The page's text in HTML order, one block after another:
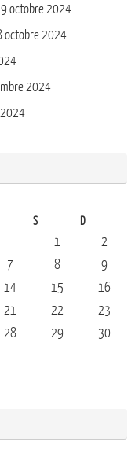
9 octobre 2024
octobre 2024
2024
S D
1
2
7 8
9
14 15
16
21 22
23
28 29
30